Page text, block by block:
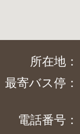
所在地：
最寄バス停：
電話番号：